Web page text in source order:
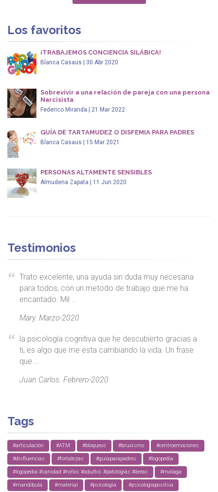
Los favoritos
¡TRABAJEMOS CONCIENCIA SILÁBICA!
Blanca Casaus | 30 Abr 2020
Sobrevivir a una relación de pareja con una persona
Narcisista
Federico Miranda | 21 Mar 2022
GUÍA DE TARTAMUDEZ O DISFEMIA PARA PADRES
Blanca Casaus | 15 Mar 2021
PERSONAS ALTAMENTE SENSIBLES
Almudena Zapata | 11 Jun 2020
Testimonios
Trato excelente, una ayuda sin duda muy necesaria
para todos, con un metodo de trabajo que me ha
encantado. Mil …
Mary. Marzo-2020
la psicología cognitiva que he descubierto gracias a
ti, es algo que me esta cambiando la vida. Un frase
que …
Juan Carlos. Febrero-2020
Tags
#articulación #ATM #bloqueos #bruxismo #centroemociones
#disfluencias #fortalezas #guiaparapadres #logopedia
#logopedia #sanidad #niños #adultos #patologías #áreas #malaga
#mandíbula #material #psicologia #psicologiapositiva